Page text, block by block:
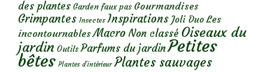
des plantes Garden faux pas Gourmandises
Grimpantes Insectes Inspirations Joli Duo Les
incontournables Macro Non classé Oiseaux du
jardin Outils Parfums du jardinPetites
bêtes Plantes d’intérieur Plantes sauvages